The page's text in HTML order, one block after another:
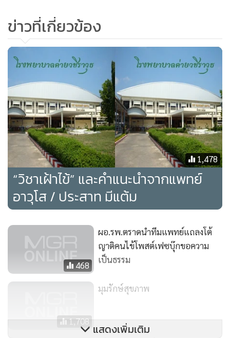
“หมอไม่ได้ให้ยาอะไรที่เกี่ยวกับการนอนหลับเลย” หมอตอบ
พร้อมกับใช้ปากกากวาดไปที่รายการประวัติคนไข้ (ชาร์จ) “คง
เป็นเพราะร่างกายอ่อนเพลียมั่ง” หมอให้เหตุผล
วันที่หมอบอกว่า “คนไข้กลับบ้านได้แล้ว” เพราะอาการภายนอก
ดีขึ้นมาก ผมได้ตั้งคำถามแบบคนไม่ค่อยจะรู้เรื่องว่า
“แล้วการทำงานของไตละครับตอนนี้มันทำงานได้สักกี่
เปอร์เซ็นต์ จะต้องทำอะไรต่อไหมครับ” ที่ผมต้องถามอย่างนี้
เพราะได้ข้อมูลจากญาติคนอื่นว่า คนไข้มีอาการไตวายอาจจะ
ต้องฟอกไต
หัวใจกับไตเลย พูดชัดๆ คือผมไม่เข้าใจระบบการทำงานของ
คุณหมอตอบว่า “เรื่องไตเอาไว้ก่อน ถ้าการทำงานของหัวใจดีขึ้น
ไตก็จะดีตาม เอาไว้ดูอีก 2-3 เดือนแล้วค่อยมาว่ากัน”
แล้วพี่สาวผมก็ได้ออกจากโรงพยาบาลด้วยความรู้สึกที่ไม่ค่อย
ข่าวที่เกี่ยวข้อง
1,478
“วิชาเฝ้าไข้” และคำแนะนำจากแพทย์
อาวุโส / ประสาท มีแต้ม
468
ผอ.รพ.ตราดนำทีมแพทย์แถลงโต้
ญาติคนไข้โพสต์เฟซบุ๊กขอความ
เป็นธรรม
1,708
มุมรักษ์สุขภาพ
แสดงเพิ่มเติม